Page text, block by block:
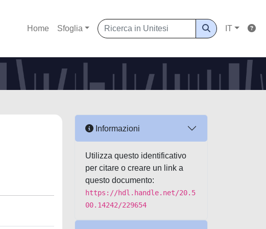
Home Sfoglia IT
Informazioni
Utilizza questo identificativo
per citare o creare un link a
questo documento:
https://hdl.handle.net/20.5
00.14242/229654